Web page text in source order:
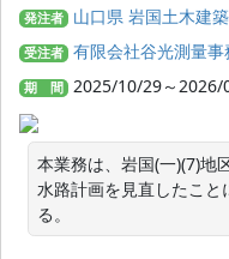
発注者 山口県 岩国土木建
受注者 有限会社谷光測量事
期 間 2025/10/29～2026/
本業務は、岩国(一)(7)地
水路計画を見直したこ
る。